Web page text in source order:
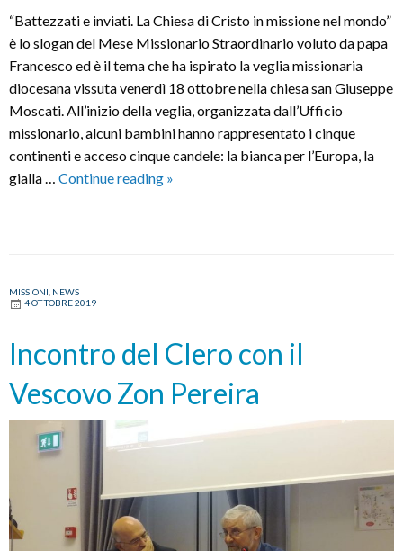
“Battezzati e inviati. La Chiesa di Cristo in missione nel mondo”
è lo slogan del Mese Missionario Straordinario voluto da papa
Francesco ed è il tema che ha ispirato la veglia missionaria
diocesana vissuta venerdì 18 ottobre nella chiesa san Giuseppe
Moscati. All’inizio della veglia, organizzata dall’Ufficio
missionario, alcuni bambini hanno rappresentato i cinque
continenti e acceso cinque candele: la bianca per l’Europa, la
gialla … Continue reading Veglia
»
MISSIONI NEWS
4 OTTOBRE 2019
Incontro del Clero con il
Vescovo Zon Pereira